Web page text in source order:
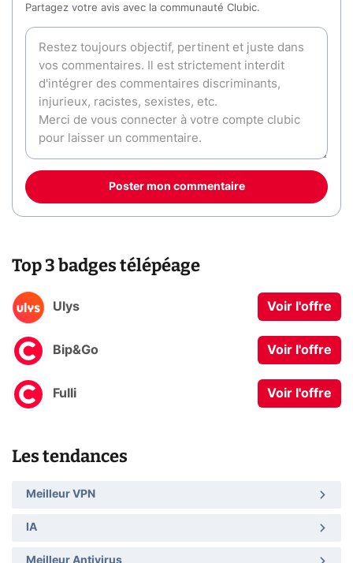
Partagez votre avis avec la communauté Clubic.
Poster mon commentaire
Top 3 badges télépéage
Ulys Voir l'offre
Bip&Go Voir l'offre
Fulli Voir l'offre
Les tendances
Meilleur VPN
IA